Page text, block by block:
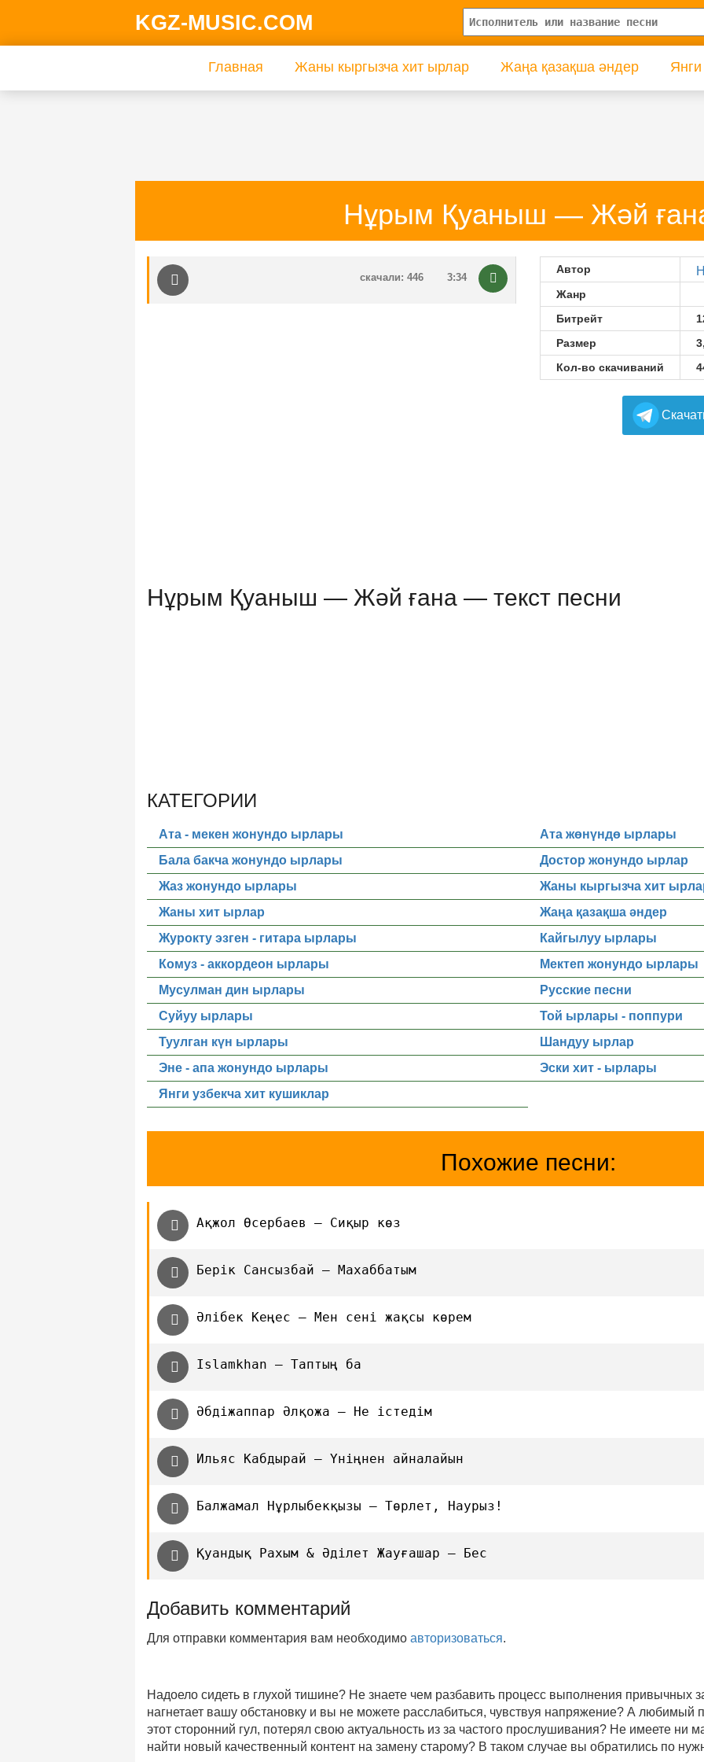
KGZ-MUSIC.COM
Главная Жаны кыргызча хит ырлар Жаңа қазақша әндер
Нұрым Қуаныш — Жәй
3:34
скачали: 446
Автор
Жанр
Битрейт
Размер
Кол-во скачиваний
Нұрым Қуаныш — Жәй ғана — текст песни
КАТЕГОРИИ
Ата - мекен жонундо ырлары
Ата жөнүндө ырлары
Бала бакча жонундо ырлары
Достор жонундо ырлар
Жаз жонундо ырлары
Жаны кыргызча хит
Жаны хит ырлар
Жаңа қазақша әндер
Журокту эзген - гитара ырлары
Кайгылуу ырлары
Комуз - аккордеон ырлары
Мектеп жонундо ырлары
Мусулман дин ырлары
Русские песни
Суйуу ырлары
Той ырлары - поппури
Туулган күн ырлары
Шандуу ырлар
Эне - апа жонундо ырлары
Эски хит - ырлары
Янги узбекча хит кушиклар
Похожие песни:
Ақжол Өсербаев — Сиқыр көз
Берік Сансызбай — Махаббатым
Әлібек Кеңес — Мен сені жақсы көрем
Islamkhan — Таптың ба
Әбдіжаппар Әлқожа — Не істедім
Ильяс Кабдырай — Үніңнен айналайын
Балжамал Нұрлыбекқызы — Төрлет, Наурыз!
Қуандық Рахым & Әділет Жауғашар — Бес
Добавить комментарий
Для отправки комментария вам необходимо авторизоваться.
Надоело сидеть в глухой тишине? Не знаете чем разбавить процесс выполнения
нагнетает вашу обстановку и вы не можете расслабиться, чувствуя напряжение? А любимый
этот сторонний гул, потерял свою актуальность из за частого прослушивания? Не имеете ни
найти новый качественный контент на замену старому? В таком случае вы обратились по